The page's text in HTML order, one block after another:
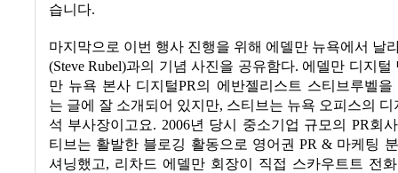
습니다.
마지막으로 이번 행사 진행을 위해 에델만 뉴욕에서 날
(Steve Rubel)과의 기념 사진을 공유함다. 에델만 디지
만 뉴욕 본사 디지털PR의 에반젤리스트 스티브루벨을
는 글에 잘 소개되어 있지만, 스티브는 뉴욕 오피스의 디
석 부사장이고요. 2006년 당시 중소기업 규모의 PR회
티브는 활발한 블로깅 활동으로 영어권 PR & 마케팅
셔닝했고, 리차드 에델만 회장이 직접 스카우트트 전